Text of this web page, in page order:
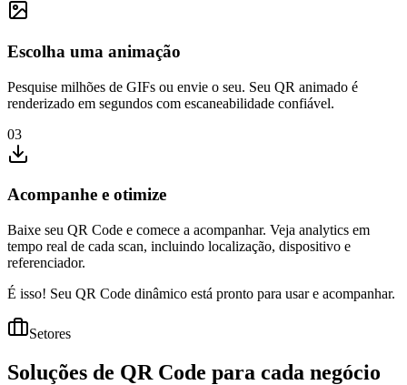
Escolha uma animação
Pesquise milhões de GIFs ou envie o seu. Seu QR animado é
renderizado em segundos com escaneabilidade confiável.
03
Acompanhe e otimize
Baixe seu QR Code e comece a acompanhar. Veja analytics em
tempo real de cada scan, incluindo localização, dispositivo e
referenciador.
É isso! Seu QR Code dinâmico está pronto para usar e acompanhar.
Setores
Soluções de QR Code para cada negócio